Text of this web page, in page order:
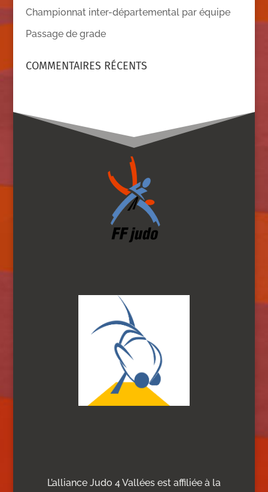
Championnat inter-départemental par équipe
Passage de grade
COMMENTAIRES RÉCENTS
L’alliance Judo 4 Vallées est affiliée à la